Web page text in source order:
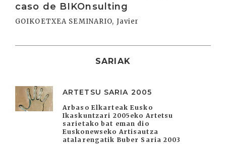
caso de BIKOnsulting
GOIKOETXEA SEMINARIO, Javier
SARIAK
ARTETSU SARIA 2005
Arbaso Elkarteak Eusko
Ikaskuntzari 2005eko Artetsu
sarietako bat eman dio
Euskonewseko Artisautza
atalarengatik Buber Saria 2003